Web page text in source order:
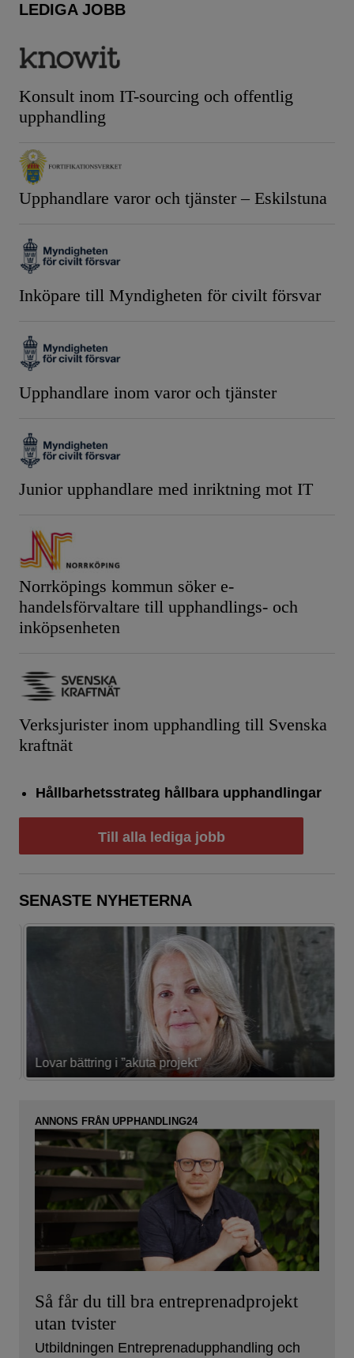
LEDIGA JOBB
Konsult inom IT-sourcing och offentlig
upphandling
Upphandlare varor och tjänster – Eskilstuna
Inköpare till Myndigheten för civilt försvar
Upphandlare inom varor och tjänster
Junior upphandlare med inriktning mot IT
Norrköpings kommun söker e-
handelsförvaltare till upphandlings- och
inköpsenheten
Verksjurister inom upphandling till Svenska
kraftnät
Hållbarhetsstrateg hållbara upphandlingar
Till alla lediga jobb
SENASTE NYHETERNA
Lovar bättring i ”akuta projekt”
ANNONS FRÅN UPPHANDLING24
Så får du till bra entreprenadprojekt
utan tvister
Utbildningen Entreprenadupphandling och